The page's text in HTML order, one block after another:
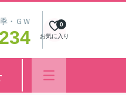
・ＧＷ
お気に入り
0